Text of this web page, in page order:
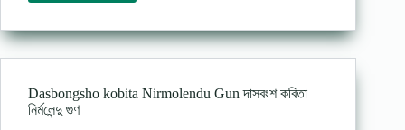
Nirmolendu
Gun
নির্মলেন্দু
Dasbongsho kobita Nirmolendu Gun দাসবংশ কবিতা
নির্মলেন্দু গুণ